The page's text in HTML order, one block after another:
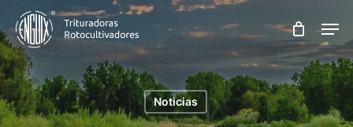
Skip
to
main
content
Noticias